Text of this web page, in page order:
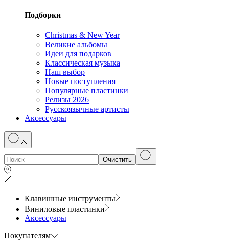
Подборки
Christmas & New Year
Великие альбомы
Идеи для подарков
Классическая музыка
Наш выбор
Новые поступления
Популярные пластинки
Релизы 2026
Русскоязычные артисты
Аксессуары
Очистить
Клавишные инструменты
Виниловые пластинки
Аксессуары
Покупателям